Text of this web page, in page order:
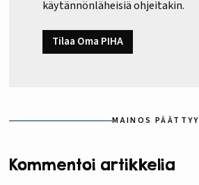
käytännönläheisiä ohjeitakin.
Tilaa Oma PIHA
MAINOS PÄÄTTYY
Kommentoi artikkelia